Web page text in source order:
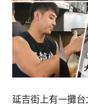
延吉街上有一攤